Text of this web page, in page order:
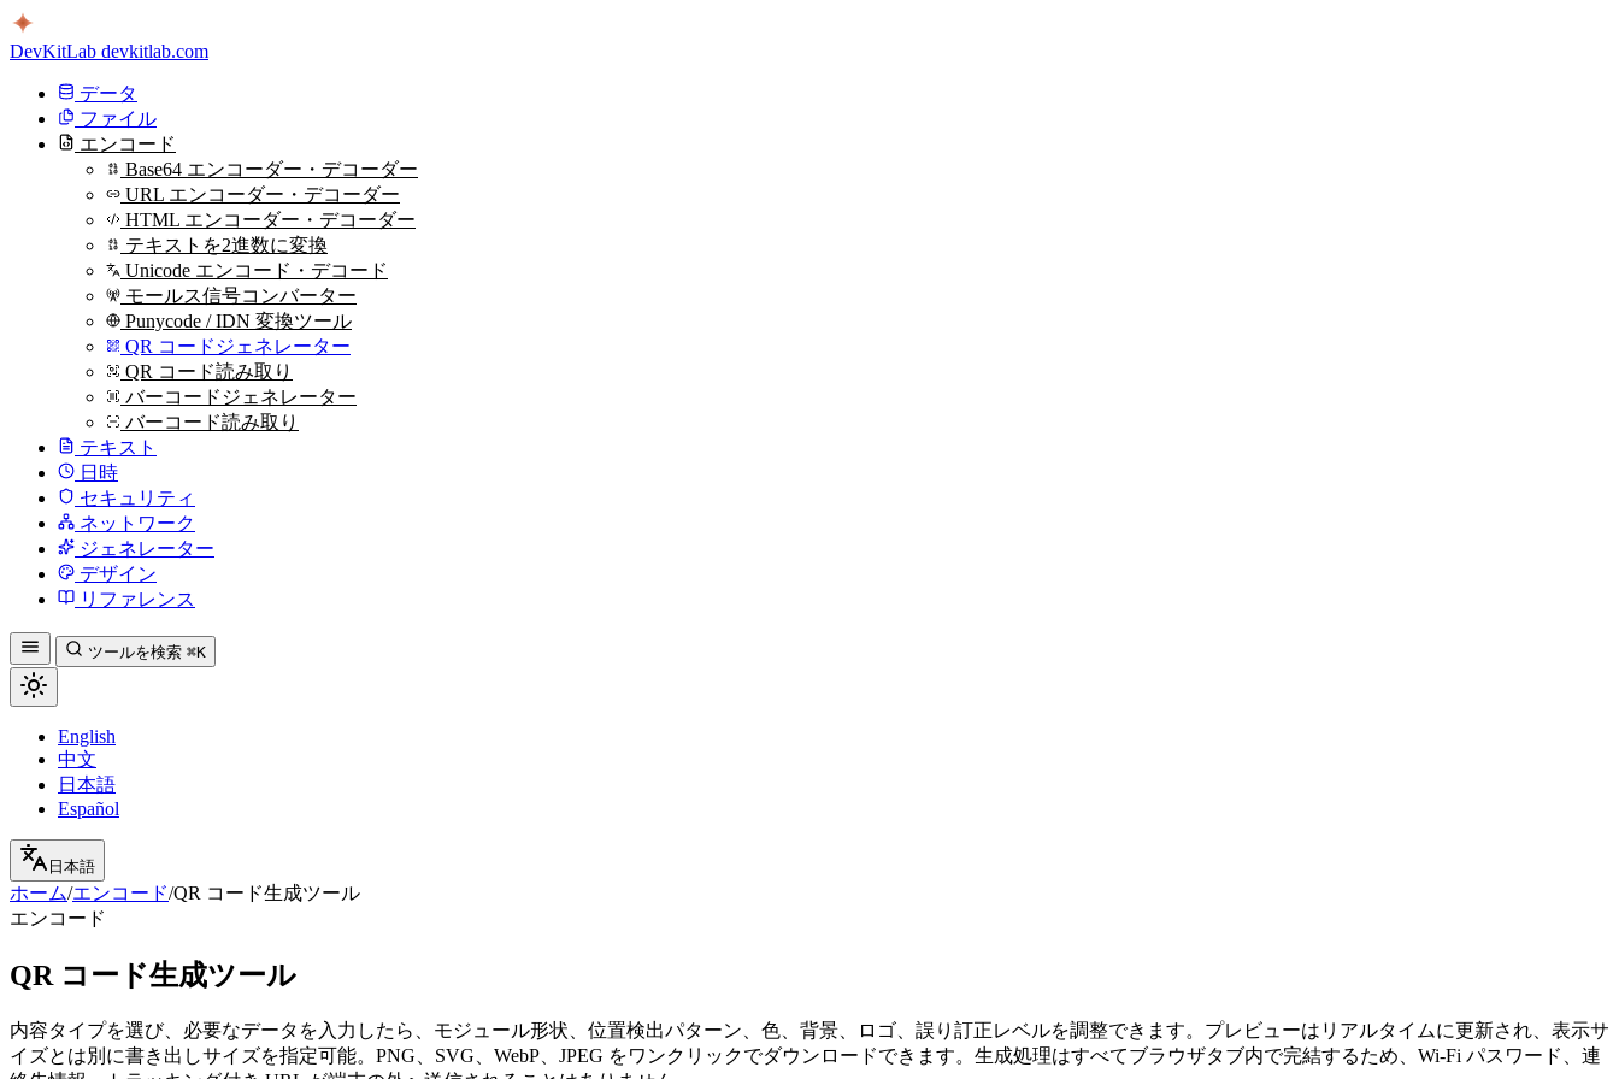
DevKitLab devkitlab.com
データ
ファイル
エンコード
Base64 エンコーダー・デコーダー
URL エンコーダー・デコーダー
HTML エンコーダー・デコーダー
テキストを2進数に変換
Unicode エンコード・デコード
モールス信号コンバーター
Punycode / IDN 変換ツール
QR コードジェネレーター
QR コード読み取り
バーコードジェネレーター
バーコード読み取り
テキスト
日時
セキュリティ
ネットワーク
ジェネレーター
デザイン
リファレンス
ツールを検索 ⌘K
English
中文
日本語
Español
日本語
ホーム/エンコード/QR コード生成ツール
エンコード
QR コード生成ツール
内容タイプを選び、必要なデータを入力したら、モジュール形状、位置検出パターン、色、背景、ロゴ、誤り訂正レベルを調整できます。プレビューはリアルタイムに更新され、表示サ
イズとは別に書き出しサイズを指定可能。PNG、SVG、WebP、JPEG をワンクリックでダウンロードできます。生成処理はすべてブラウザタブ内で完結するため、Wi‑Fi パスワード、連